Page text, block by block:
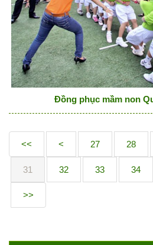
Đồng phục mầm non
<< < 27 28
31 32 33 34
>>